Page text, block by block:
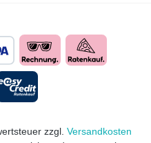
zzgl. Versandkosten